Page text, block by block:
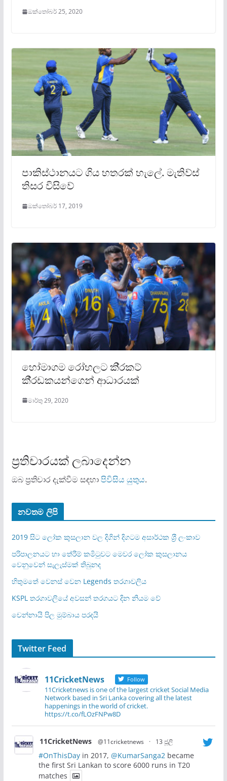
ඔක්තෝබර් 25, 2020
පාකිස්ථානයට ගිය හතරක් හැලේ. මැතිව්ස්
තිසර විසිවේ
ඔක්තෝබර් 17, 2019
හෝමාගම රෝහලට කි‍්‍රකට්
කී‍්‍රඩකයන්ගෙන් ආධාරයක්
මාර්තු 29, 2020
ප්‍රතිචාරයක් ලබාදෙන්න
ඔබ ප්‍රතිචාර දැක්වීම සඳහාපිවිසිය යුතුය.
නවතම ලිපි
2019 සිට ලෝක කුසලාන වල දිගින් දිගටම අසාර්ථක ශ‍්‍රී ලංකාව
පරිපාලනයට හා තේරීම් කමිටුවට මෙවර ලෝක කුසලානය
වෙනුවෙන් සැලැස්මක් තිබුනද
හිතුමතේ වෙනස් වෙන Legends තරගාවලිය
KSPL තරගාවලියේ අවසන් තරගයට දින නියම වේ
චෙන්නායි පිල මුම්බාය පරදයි
Twitter Feed
11CricketNews Follow
11Cricketnews is one of the largest cricket Social Media
Network based in Sri Lanka covering all the latest
happenings in the world of cricket.
https://t.co/fLOzFNPw8D
11CricketNews @11cricketnews · 13 ජූලි
#OnThisDayin 2017, @KumarSanga2 became
the first Sri Lankan to score 6000 runs in T20
matches